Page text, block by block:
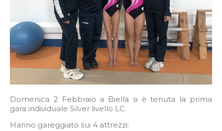
Domenica 2 Febbraio a Biella si è tenuta la prima
gara individuale Silver livello LC.
Hanno gareggiato sui 4 attrezzi: